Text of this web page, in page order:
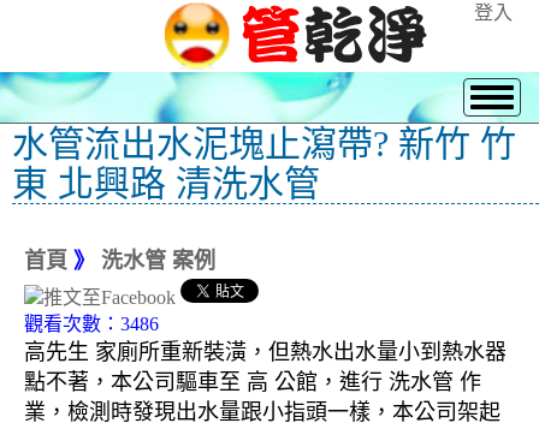
登入
水管流出水泥塊止瀉帶? 新竹 竹
東 北興路 清洗水管
首頁 》 洗水管 案例
觀看次數：3486
高先生 家廁所重新裝潢，但熱水出水量小到熱水器
點不著，本公司驅車至 高 公館，進行 洗水管 作
業，檢測時發現出水量跟小指頭一樣，本公司架起